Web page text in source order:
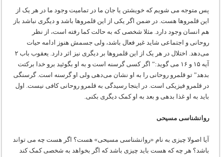
پس متوجه می شویم که خویشتن یا جان ما در تمامیت وجود ما در هر یک از
این قلمروها هست. در ضمن اگر یکی از این قلمروها باشد و دیگری نباشد باز
هم انسان وجود دارد. مثلا شخصی که به حالت کما رفته است، از نظر
روحانی و اجتماعی شاید غیر فعال باشد، ولی جسمش هنوز ادامه حیات
می‌دهد. اختلال در هر یک از این قلمروها بر دیگری نیز اثر دارد. یعقوب باب ۲
آیه ۱۵ و ۱۶ می گوید:” اگر کسی گرسنه است و به او بگوئید برو خدا برکتت
بدهد” تو قلمرو روحانی را به او نشان می‌دهی ولی او گرسنه است. گرسنگی
در قلمرو فیزیکی است. در اینجا رسیدگی به قلمرو روحانی کافی نیست. اول
باید به او غذا بدهی و بعد به او کمک دیگری بکنی.
روانشناسی مسیحی
آیا اصولا چیزی به نام «روانشناسی مسیحی» هست؟ اگر هست چه می تواند
باشد؟ هر چه که هست باید چیزی باشد که اگر بخواهد به شخصی کمک کند